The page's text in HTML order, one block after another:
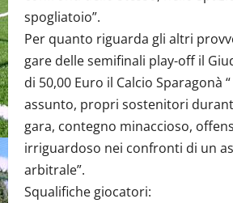
spogliatoio”.
Per quanto riguarda gli altri
gare delle semifinali play-off il
di 50,00 Euro il Calcio Sparagonà
assunto, propri sostenitori
gara, contegno minaccioso,
irriguardoso nei confronti di un
arbitrale”.
Squalifiche giocatori: